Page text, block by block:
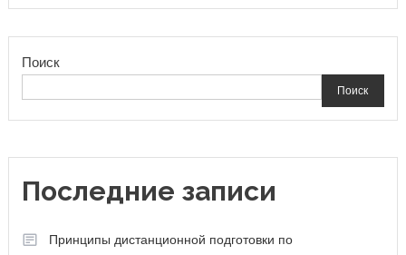
Поиск
Поиск
Последние записи
Принципы дистанционной подготовки по